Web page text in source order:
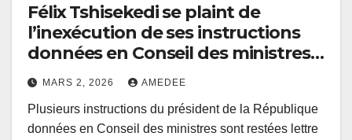
Félix Tshisekedi se plaint de
l’inexécution de ses instructions
données en Conseil des ministres :
un désaveu de la gouvernance
Suminwa ?
MARS 2, 2026 AMEDEE
Plusieurs instructions du président de la République
données en Conseil des ministres sont restées lettre